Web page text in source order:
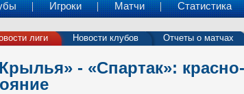
Игроки Матчи Статистика
лиги Новости клубов Отчеты о матчах
- «Спартак»: